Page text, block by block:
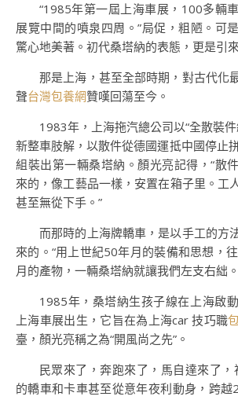
“1985年第一屆上海車展，100多輛
展覽中間的噴泉四周。”局促，粗陋。可
驚心地美著。初代桑塔納的表態，更是引
那是上海，甚至全部時期，對古代化
聲台灣包養網贊嘆回蕩至今。
1983年，上海拖汽總公司以“全散裝
新整車肢解，以散件從德國運抵中國停
組裝出第一輛桑塔納。顏光亮記得，“散
來的，像工藝品一樣，安置在箱子里。工
甚至無從下手。”
而那時的上海牌轎車，是以手工的方
來的。“用上世紀50年月的裝備和思想，
月的產物，一輛桑塔納就讓我們左支右絀
1985年，桑塔納生孩子線在上海啟
上海車展出生，它旨在為上海car 技巧職
臺，顏光亮稱之為“開風尚之先”。
民眾來了，奔跑來了，馬自達來了
的轎車和卡車甚至從意年夜利動身，跨越